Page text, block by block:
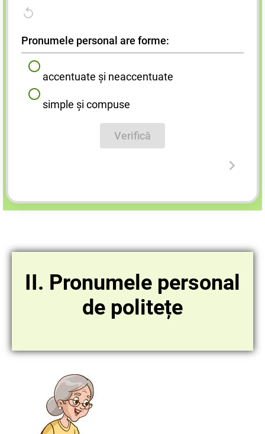
Pronumele personal are forme:
accentuate și neaccentuate
simple și compuse
Verifică
II. Pronumele personal
de politețe